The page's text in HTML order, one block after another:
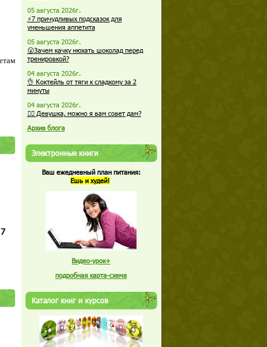
05 августа 2026г.
⚡7 причудливых подсказок для
уменьшения аппетита
05 августа 2026г.
😮Зачем качку нюхать шоколад перед
тренировкой?
04 августа 2026г.
👌 Коктейль от тяги к сладкому за 2
минуты
04 августа 2026г.
🏋️‍♀️ Девушка, можно я вам совет дам?
Архив блога
Электронные книги
Ваш ежедневный план питания:
Ешь и худей!
Видео-урок+
подробная карта-схема
Каталог книг и курсов